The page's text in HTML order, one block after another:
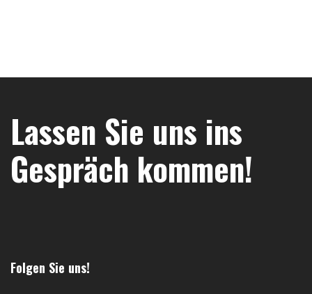
Lassen Sie uns ins
Gespräch kommen!
Folgen Sie uns!